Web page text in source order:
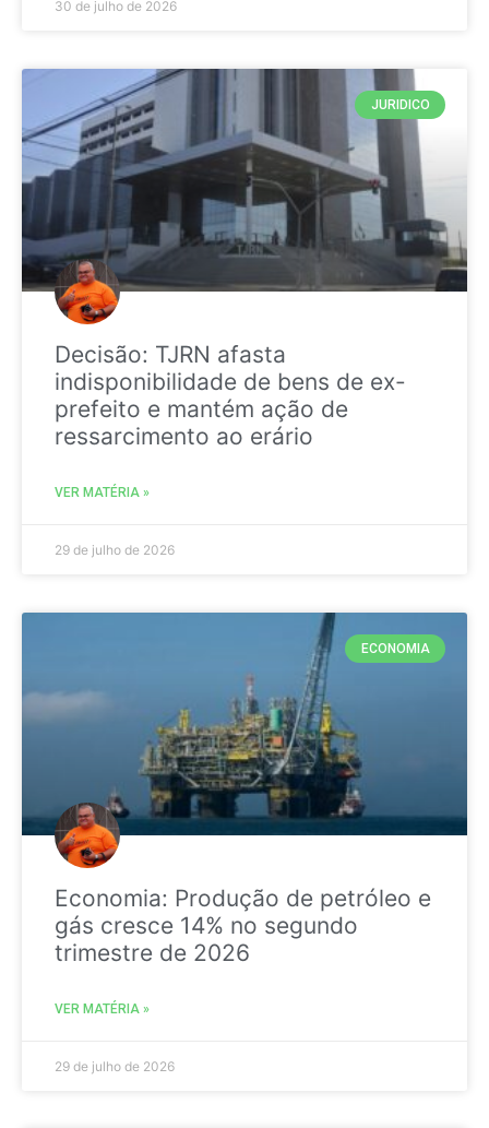
30 de julho de 2026
JURIDICO
Decisão: TJRN afasta
indisponibilidade de bens de ex-
prefeito e mantém ação de
ressarcimento ao erário
VER MATÉRIA »
29 de julho de 2026
ECONOMIA
Economia: Produção de petróleo e
gás cresce 14% no segundo
trimestre de 2026
VER MATÉRIA »
29 de julho de 2026